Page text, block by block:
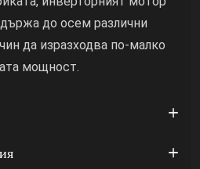
до осем различни
да изразходва по-малко
мощност.